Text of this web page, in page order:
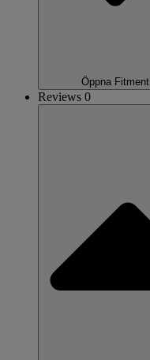
Öppna Fitment
Reviews 0